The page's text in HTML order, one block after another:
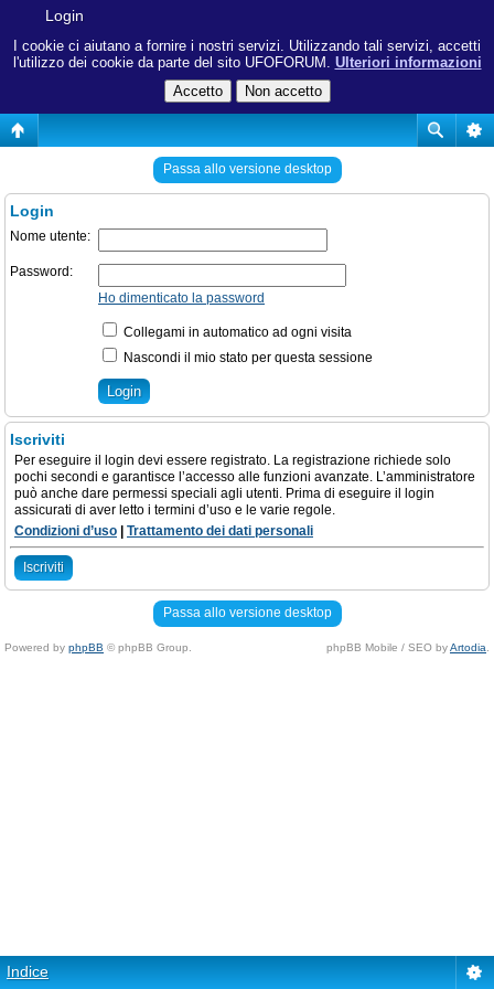
I cookie ci aiutano a fornire i nostri servizi. Utilizzando tali servizi, accetti
l'utilizzo dei cookie da parte del sito UFOFORUM. Ulteriori informazioni
Login
Passa allo versione desktop
Login
Nome utente:
Password:
Ho dimenticato la password
Collegami in automatico ad ogni visita
Nascondi il mio stato per questa sessione
Iscriviti
Per eseguire il login devi essere registrato. La registrazione richiede solo
pochi secondi e garantisce l’accesso alle funzioni avanzate. L’amministratore
può anche dare permessi speciali agli utenti. Prima di eseguire il login
assicurati di aver letto i termini d’uso e le varie regole.
Condizioni d’uso
Trattamento dei dati personali
Iscriviti
Passa allo versione desktop
Powered by phpBB © phpBB Group. phpBB Mobile / SEO byArtodia
Indice